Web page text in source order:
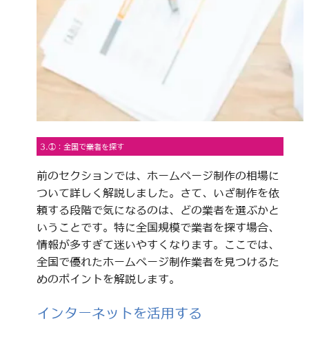
3.①：全国で業者を探す
前のセクションでは、ホームページ制作の相場に
ついて詳しく解説しました。さて、いざ制作を依
頼する段階で気になるのは、どの業者を選ぶかと
いうことです。特に全国規模で業者を探す場合、
情報が多すぎて迷いやすくなります。ここでは、
全国で優れたホームページ制作業者を見つけるた
めのポイントを解説します。
インターネットを活用する